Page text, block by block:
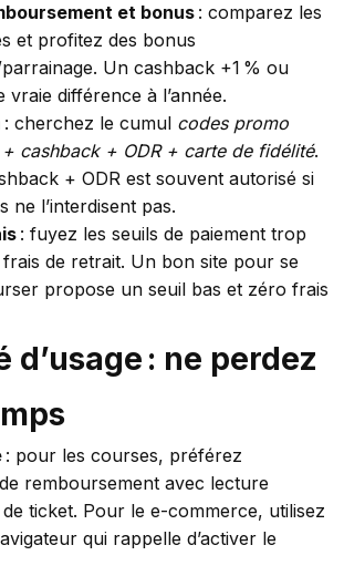
et bonus : comparez les
et profitez des bonus
Un cashback +1 % ou
vraie différence à l’année.
: cherchez le cumul codes promo
cashback + ODR + carte de fidélité.
+ ODR est souvent autorisé si
ne l’interdisent pas.
: fuyez les seuils de paiement trop
de retrait. Un bon site pour se
propose un seuil bas et zéro frais
d’usage : ne perdez
: pour les courses, préférez
remboursement avec lecture
ticket. Pour le e-commerce, utilisez
qui rappelle d’activer le